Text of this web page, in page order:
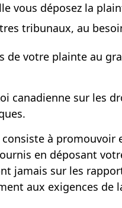
vous déposez la
tribunaux, au
votre plainte au
sur les
à
en déposant
sur les
aux exigences